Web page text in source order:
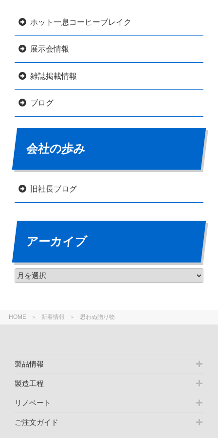
HOME 新着情報 思わぬ贈り物
ホット一息コーヒーブレイク
展示会情報
雑誌掲載情報
ブログ
会社の歩み
旧社長ブログ
アーカイブ
製品情報
製造工程
リノベート
ご注文ガイド